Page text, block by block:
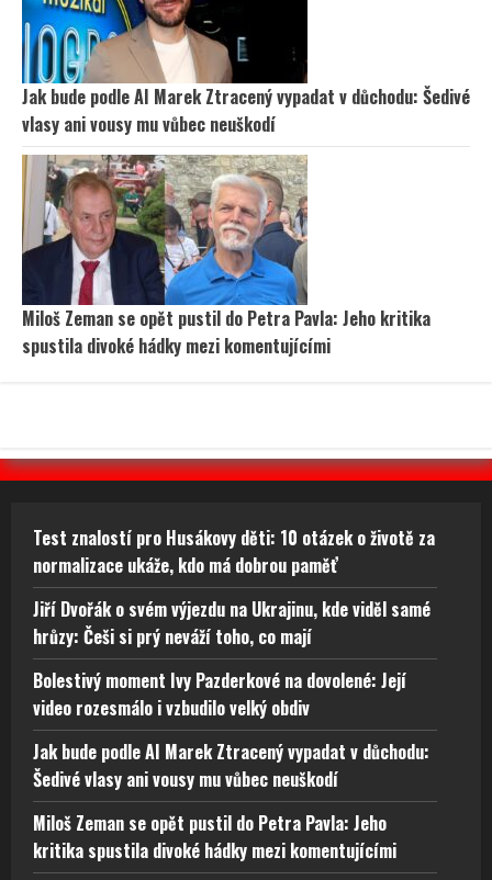
Jak bude podle AI Marek Ztracený vypadat v důchodu: Šedivé
vlasy ani vousy mu vůbec neuškodí
Miloš Zeman se opět pustil do Petra Pavla: Jeho kritika
spustila divoké hádky mezi komentujícími
Test znalostí pro Husákovy děti: 10 otázek o životě za
normalizace ukáže, kdo má dobrou paměť
Jiří Dvořák o svém výjezdu na Ukrajinu, kde viděl samé
hrůzy: Češi si prý neváží toho, co mají
Bolestivý moment Ivy Pazderkové na dovolené: Její
video rozesmálo i vzbudilo velký obdiv
Jak bude podle AI Marek Ztracený vypadat v důchodu:
Šedivé vlasy ani vousy mu vůbec neuškodí
Miloš Zeman se opět pustil do Petra Pavla: Jeho
kritika spustila divoké hádky mezi komentujícími